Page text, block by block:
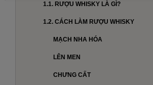
1.1. RƯỢU WHISKY LÀ GÌ?
1.2. CÁCH LÀM RƯỢU WHISKY
MẠCH NHA HÓA
LÊN MEN
CHƯNG CẤT